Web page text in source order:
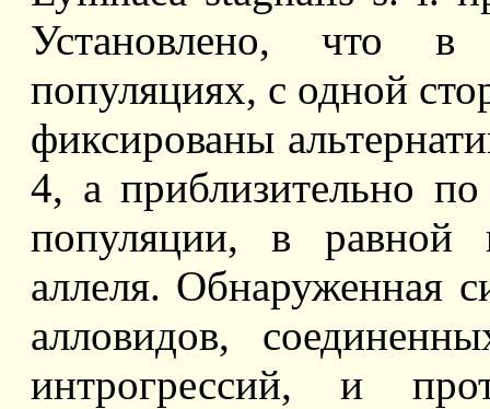
Установлено, что в
популяциях, с одной
фиксированы
4, а приблизительно
популяции, в равной
аллеля. Обнаруженная
алловидов,
интрогрессий, и